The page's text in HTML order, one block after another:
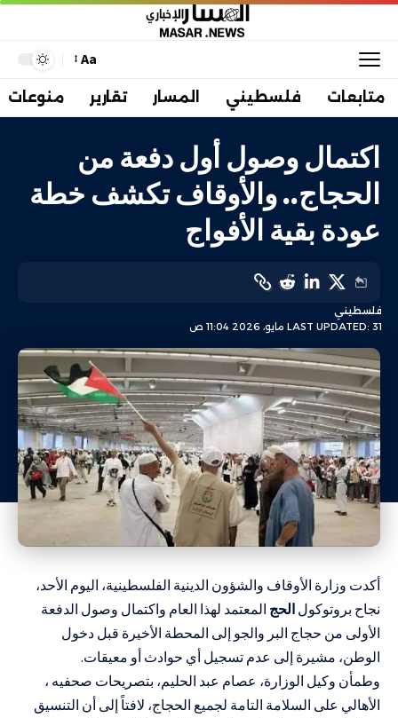
Aa
متابعات فلسطيني المسار تقارير منوعات
اكتمال وصول أول دفعة من
الحجاج.. والأوقاف تكشف خطة
عودة بقية الأفواج
LAST UPDATED: 31 مايو، 2026 11:04 ص
فلسطيني
أكدت وزارة الأوقاف والشؤون الدينية الفلسطينية، اليوم الأحد،
نجاح بروتوكول الحج المعتمد لهذا العام واكتمال وصول الدفعة
الأولى من حجاج البر والجو إلى المحطة الأخيرة قبل دخول
الوطن، مشيرة إلى عدم تسجيل أي حوادث أو معيقات.
وطمأن وكيل الوزارة، عصام عبد الحليم، بتصريحات صحفيه ،
الأهالي على السلامة التامة لجميع الحجاج، لافتاً إلى أن التنسيق